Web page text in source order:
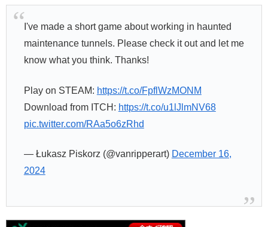
I've made a short game about working in haunted
maintenance tunnels. Please check it out and let me
know what you think. Thanks!
Play on STEAM: https://t.co/FpflWzMONM
Download from ITCH: https://t.co/u1lJlmNV68
pic.twitter.com/RAa5o6zRhd
— Łukasz Piskorz (@vanripperart) December 16,
2024